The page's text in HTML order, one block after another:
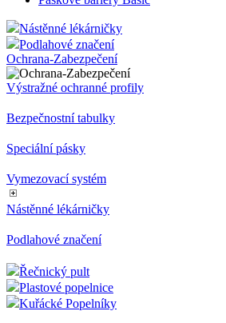
Nástěnné lékárničky
Podlahové značení
Ochrana-Zabezpečení
Výstražné ochranné profily
Bezpečnostní tabulky
Speciální pásky
Vymezovací systém
Nástěnné lékárničky
Podlahové značení
Řečnický pult
Plastové popelnice
Kuřácké Popelníky